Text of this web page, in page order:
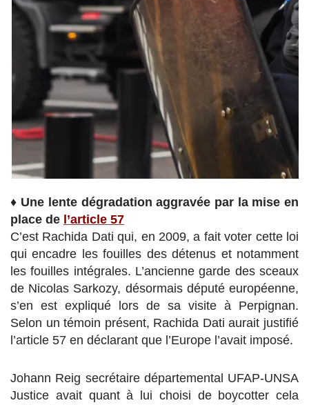
♦ Une lente dégradation aggravée par la mise en
place de l’article 57
C’est Rachida Dati qui, en 2009, a fait voter cette loi
qui encadre les fouilles des détenus et notamment
les fouilles intégrales. L’ancienne garde des sceaux
de Nicolas Sarkozy, désormais député européenne,
s’en est expliqué lors de sa visite à Perpignan.
Selon un témoin présent, Rachida Dati aurait justifié
l’article 57 en déclarant que l’Europe l’avait imposé.
Johann Reig secrétaire départemental UFAP-UNSA
Justice avait quant à lui choisi de boycotter cela